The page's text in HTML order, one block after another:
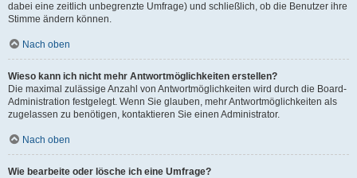
dabei eine zeitlich unbegrenzte Umfrage) und schließlich, ob die Benutzer ihre
Stimme ändern können.
Nach oben
Wieso kann ich nicht mehr Antwortmöglichkeiten erstellen?
Die maximal zulässige Anzahl von Antwortmöglichkeiten wird durch die Board-
Administration festgelegt. Wenn Sie glauben, mehr Antwortmöglichkeiten als
zugelassen zu benötigen, kontaktieren Sie einen Administrator.
Nach oben
Wie bearbeite oder lösche ich eine Umfrage?